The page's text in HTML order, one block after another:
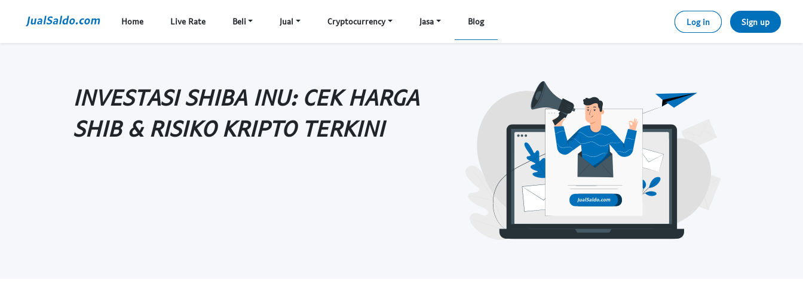
Home Live Rate Beli Jual Cryptocurrency Jasa Blog Log in Sign up
INVESTASI SHIBA INU: CEK HARGA
SHIB & RISIKO KRIPTO TERKINI